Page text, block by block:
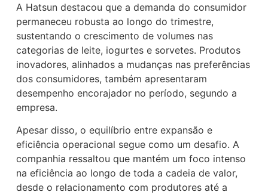
A Hatsun destacou que a demanda do consumidor
permaneceu robusta ao longo do trimestre,
sustentando o crescimento de volumes nas
categorias de leite, iogurtes e sorvetes. Produtos
inovadores, alinhados a mudanças nas preferências
dos consumidores, também apresentaram
desempenho encorajador no período, segundo a
empresa.
Apesar disso, o equilíbrio entre expansão e
eficiência operacional segue como um desafio. A
companhia ressaltou que mantém um foco intenso
na eficiência ao longo de toda a cadeia de valor,
desde o relacionamento com produtores até a